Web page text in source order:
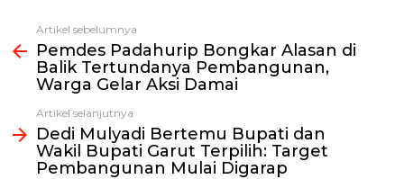
Lihat
selengkapnya
Artikel sebelumnya
Pemdes Padahurip Bongkar Alasan di
Balik Tertundanya Pembangunan,
Warga Gelar Aksi Damai
Artikel selanjutnya
Dedi Mulyadi Bertemu Bupati dan
Wakil Bupati Garut Terpilih: Target
Pembangunan Mulai Digarap